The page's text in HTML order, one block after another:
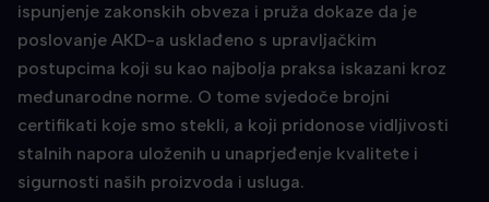
ispunjenje zakonskih obveza i pruža dokaze da je
poslovanje AKD-a usklađeno s upravljačkim
postupcima koji su kao najbolja praksa iskazani kroz
međunarodne norme. O tome svjedoče brojni
certifikati koje smo stekli, a koji pridonose vidljivosti
stalnih napora uloženih u unaprjeđenje kvalitete i
sigurnosti naših proizvoda i usluga.